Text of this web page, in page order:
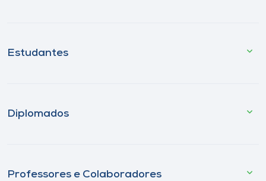
Estudantes
Diplomados
Professores e Colaboradores